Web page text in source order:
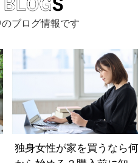
ブログ情報です